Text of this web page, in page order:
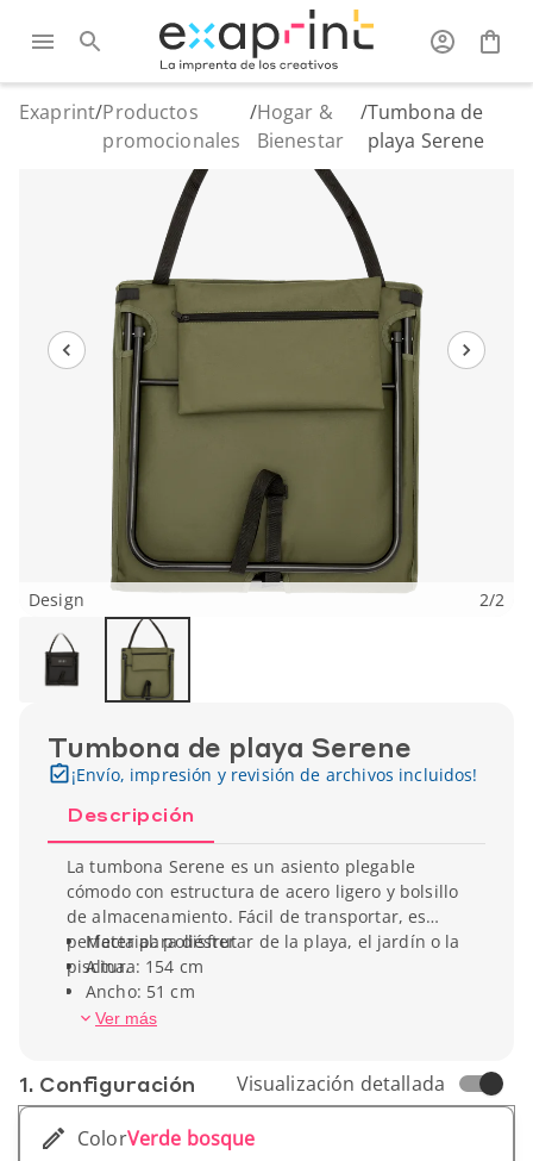
Exaprint/Productos
promocionales
/Hogar &
Bienestar
/Tumbona de
playa Serene
Design 2/2
Tumbona de playa Serene
¡Envío, impresión y revisión de archivos incluidos!
Descripción
La tumbona Serene es un asiento plegable
cómodo con estructura de acero ligero y bolsillo
de almacenamiento. Fácil de transportar, es
perfecta para disfrutar de la playa, el jardín o la
piscina.
Material: poliéster
Altura: 154 cm
Ancho: 51 cm
Peso unitario: 1,55 kg
Ver más
1. Conf­iguración Visualización detallada
ColorVerde bosque